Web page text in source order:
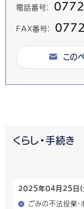
電話番号：
FAX番号：
この
くらし・手続き
2025年04月25日(
ごみの不法投棄・